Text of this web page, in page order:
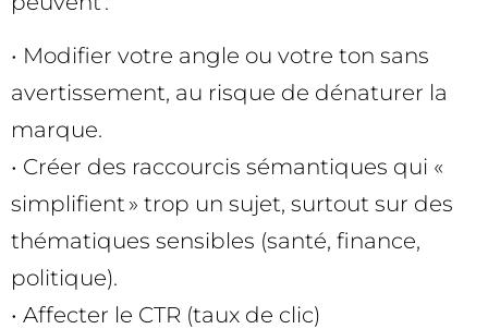
• Modifier votre angle ou votre ton sans
avertissement, au risque de dénaturer la
marque.
• Créer des raccourcis sémantiques qui «
simplifient » trop un sujet, surtout sur des
thématiques sensibles (santé, finance,
politique).
• Affecter le CTR (taux de clic)